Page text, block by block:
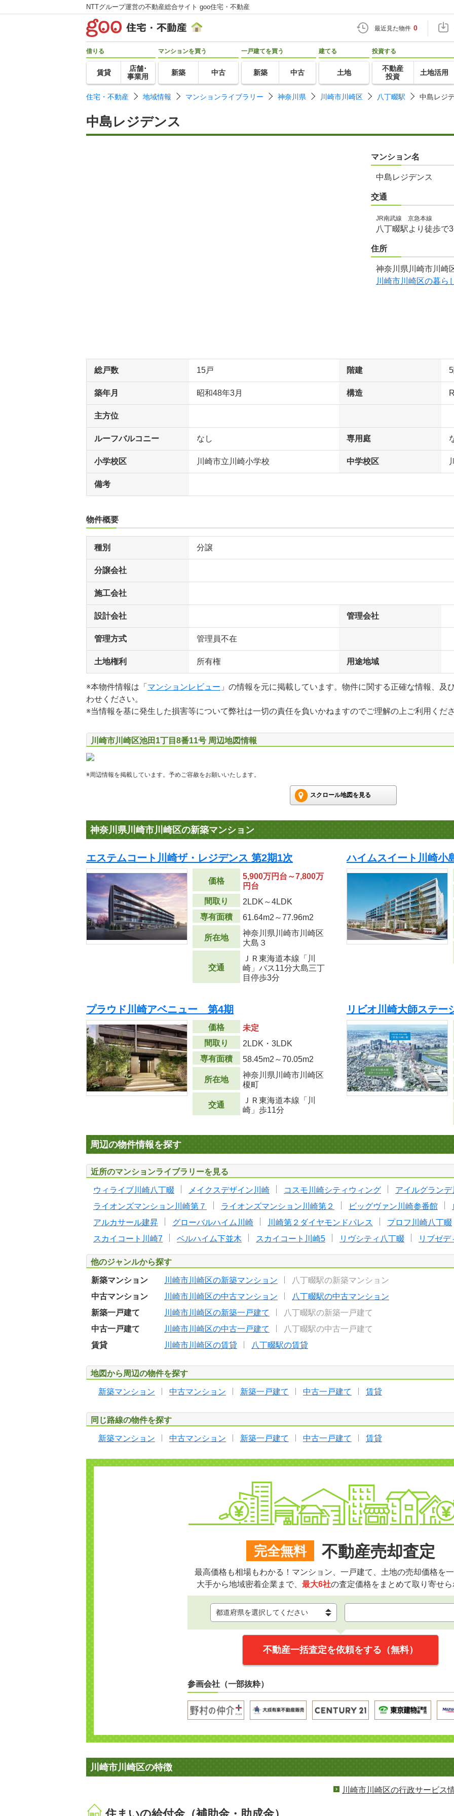
NTTグループ運営の不動産総合サイト goo住宅・不動産
最近見た物件 0
借りる
賃貸
店舗･
事業用
マンションを買う
新築 中古
一戸建てを買う
新築 中古
建てる
土地
投資する
不動産
投資
土地活用
住宅・不動産 地域情報 マンションライブラリー 神奈川県 川崎市川崎区 八丁畷駅 中島レジ
中島レジデンス
マンション名
中島レジデンス
交通
JR南武線 京急本線
八丁畷駅より徒歩で
住所
神奈川県川崎市川崎
川崎市川崎区の暮ら
総戸数 15戸 階建
築年月 昭和48年3月 構造
主方位
ルーフバルコニー なし 専用庭
小学校区 川崎市立川崎小学校 中学校区
備考
物件概要
種別 分譲
分譲会社
施工会社
設計会社 管理会社
管理方式 管理員不在
土地権利 所有権 用途地域
※本物件情報は「 マンションレビュー 」の情報を元に掲載しています。物件に関する正確な情報、及
わせください。
※当情報を基に発生した損害等について弊社は一切の責任を負いかねますのでご理解の上ご利用くださ
川崎市川崎区池田1丁目8番11号 周辺地図情報
※周辺情報を掲載しています。予めご容赦をお願いいたします。
スクロール地図を見る
神奈川県川崎市川崎区の新築マンション
エステムコート川崎ザ・レジデンス 第2期1次
価格
5,900万円台～7,800万
円台
間取り
2LDK～4LDK
専有面積
61.64m2 ～77.96m2
所在地
神奈川県川崎市川崎区
大島３
交通
ＪＲ東海道本線「川
崎」バス11分大島三丁
目停歩3分
ハイムスイート川崎
プラウド川崎アベニュー 第4期
価格
未定
間取り
2LDK・3LDK
専有面積
58.45m2 ～70.05m2
所在地
神奈川県川崎市川崎区
榎町
交通
ＪＲ東海道本線「川
崎」歩11分
リビオ川崎大師ステ
周辺の物件情報を探す
近所のマンションライブラリーを見る
ウィライブ川崎八丁畷 メイクスデザイン川崎 コスモ川崎シティウィング アイルグランデ
ライオンズマンション川崎第７
ライオンズマンション川崎第２ ビッグヴァン川崎参番館
アルカサール建昇
グローバルハイム川崎 川崎第２ダイヤモンドパレス プロフ川崎八丁畷
スカイコート川崎7
ベルハイム下並木 スカイコート川崎5 リヴシティ八丁畷 リブゼデ
他のジャンルから探す
新築マンション 川崎市川崎区の新築マンション
八丁畷駅の新築マンション
中古マンション
川崎市川崎区の中古マンション
八丁畷駅の中古マンション
新築一戸建て
川崎市川崎区の新築一戸建て
八丁畷駅の新築一戸建て
中古一戸建て
川崎市川崎区の中古一戸建て
八丁畷駅の中古一戸建て
賃貸
川崎市川崎区の賃貸 八丁畷駅の賃貸
地図から周辺の物件を探す
新築マンション 中古マンション 新築一戸建て 中古一戸建て 賃貸
同じ路線の物件を探す
新築マンション 中古マンション 新築一戸建て 中古一戸建て 賃貸
完全無料 不動産売却査定
最高価格も相場もわかる！マンション、一戸建て、土地の売却価格を一
大手から地域密着企業まで、 最大6社の査定価格をまとめて取り寄せら
不動産一括査定を依頼をする（無料）
参画会社（一部抜粋）
川崎市川崎区の特徴
川崎市川崎区の行政サービス